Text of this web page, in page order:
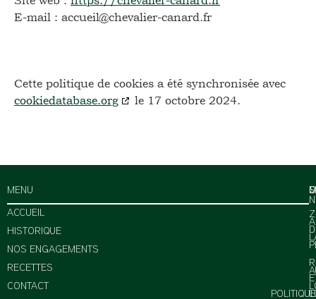
E-mail : accueil@chevalier-canard.fr
Cette politique de cookies a été synchronisée avec
cookiedatabase.org
le 17 octobre 2024.
MENU
ACCUEIL
HISTORIQUE
NOS ENGAGEMENTS
RECETTES
CONTACT